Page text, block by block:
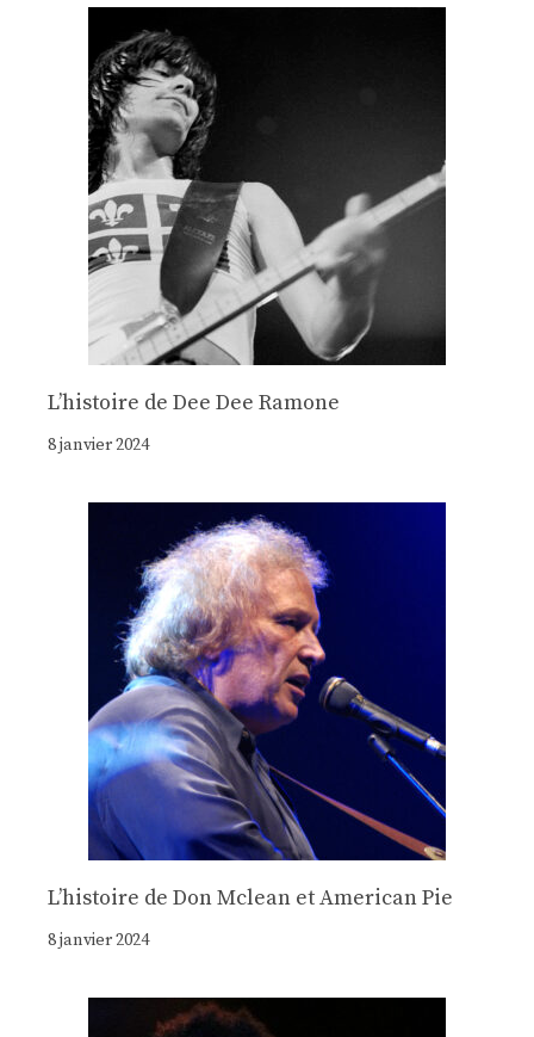
Lʼhistoire de Dee Dee Ramone
8 janvier 2024
Lʼhistoire de Don Mclean et American Pie
8 janvier 2024